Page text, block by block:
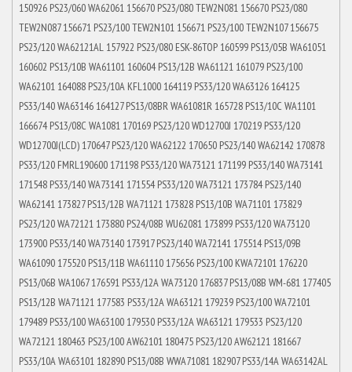
150926 PS23/060 WA62061 156670 PS23/080 TEW2N081 156670 PS23/080
TEW2N087 156671 PS23/100 TEW2N101 156671 PS23/100 TEW2N107 156675
PS23/120 WA62121AL 157922 PS23/080 ESK-86TOP 160599 PS13/05B WA61051
160602 PS13/10B WA61101 160604 PS13/12B WA61121 161079 PS23/100
WA62101 164088 PS23/10A KFL1000 164119 PS33/120 WA63126 164125
PS33/140 WA63146 164127 PS13/08BR WA61081R 165728 PS13/10C WA1101
166674 PS13/08C WA1081 170169 PS23/120 WD12700J 170219 PS33/120
WD12700J(LCD) 170647 PS23/120 WA62122 170650 PS23/140 WA62142 170878
PS33/120 FMRL190600 171198 PS33/120 WA73121 171199 PS33/140 WA73141
171548 PS33/140 WA73141 171554 PS33/120 WA73121 173784 PS23/140
WA62141 173827 PS13/12B WA71121 173828 PS13/10B WA71101 173829
PS23/120 WA72121 173880 PS24/08B WU62081 173899 PS33/120 WA73120
173900 PS33/140 WA73140 173917 PS23/140 WA72141 175514 PS13/09B
WA61090 175520 PS13/11B WA61110 175656 PS23/100 KWA72101 176220
PS13/06B WA1067 176591 PS33/12A WA73120 176837 PS13/08B WM-681 177405
PS13/12B WA71121 177583 PS33/12A WA63121 179239 PS23/100 WA72101
179489 PS33/100 WA63100 179530 PS33/12A WA63121 179533 PS23/120
WA72121 180463 PS23/100 AW62101 180475 PS23/120 AW62121 181667
PS33/10A WA63101 182890 PS13/08B WWA71081 182907 PS33/14A WA63142AL